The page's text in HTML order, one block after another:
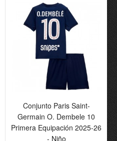
Conjunto Paris Saint-
Germain O. Dembele 10
Conjunto Paris Saint-
Germain O. Dembele 10
Primera Equipación 2025-26
- Niño